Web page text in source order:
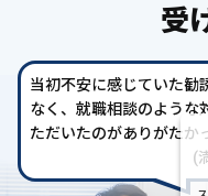
受
当初不安に感じていた勧
なく、就職相談のような
ただいたのがありがたか
(